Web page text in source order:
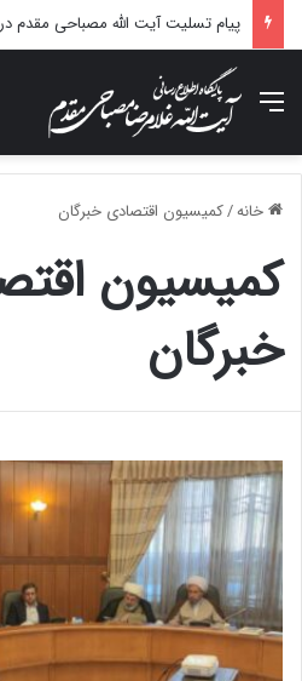
منو
خانه/کمیسیون اقتصادی خبرگان
کمیسیون
خبرگان